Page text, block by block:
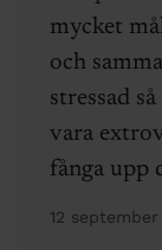
mycket
och
stressad
vara
fånga upp
12 september